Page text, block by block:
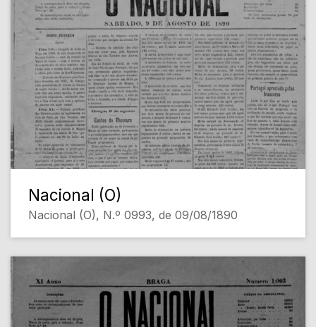
Nacional (O)
Nacional (O), N.º 0993, de 09/08/1890